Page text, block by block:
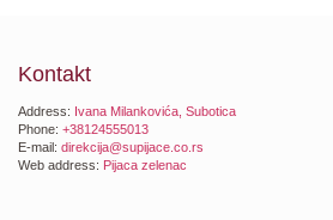
Kontakt
Address: Ivana Milankovića, Subotica
Phone: +38124555013
E-mail: direkcija@supijace.co.rs
Web address: Pijaca zelenac